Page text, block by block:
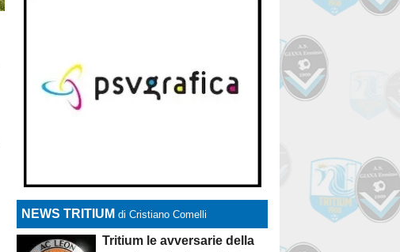
NEWS TRITIUM di Cristiano Comelli
Tritium le avversarie della